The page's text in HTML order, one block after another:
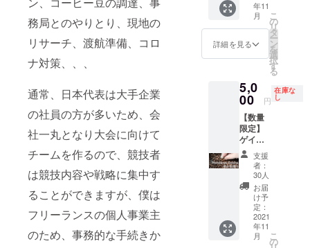
務局とのやりとり、現地の
リサーチ、渡航準備、コロ
ナ対策、、、
通常、日本代表は大手企業
の社員の方が多いため、会
社一丸となり大会に向けて
チームを作るので、競技者
は競技内容や戦略に集中す
ることができますが、僕は
フリーランスの個人事業主
のため、事務的な手続きか
だけた
ら嬉し
いで
す。 詳
連絡し
ます。
ただ
し、イ
メージ
の毀損
と判断
した場
合には
お断り
する可
能性が
ありま
す。
コー
ヒー関
係のご
依頼で
あれば
大体大
丈夫な
・世界
大会で
使用し
た豆の
どの詳
しい解
説 ・大
会で使
用した
焙煎プ
ロファ
イルな
ど ・世
界大会
に臨む
までの
準備や
トレー
ニング
年11
月
詳細を見る
こ
の
リ
タ
ー
ン
を
選
択
す
る
5,0
00 円
在庫な
し
【数量
限定】
ゲイ
シャ種
のコー
ヒー
100g ミ
ディア
ムロー
スト 希
少品種
のゲイ
支援
者：
30人
お届
け予
定：
2021
年11
月
こ
の